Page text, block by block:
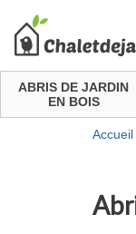
ABRIS DE JARDIN
EN BOIS
Accueil